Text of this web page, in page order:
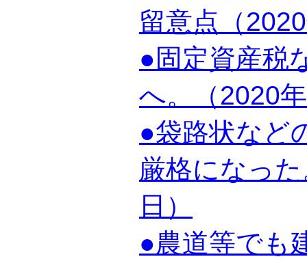
留意点（
●固定資産税
へ。（2020
●袋路状など
厳格になっ
日）
●農道等でも